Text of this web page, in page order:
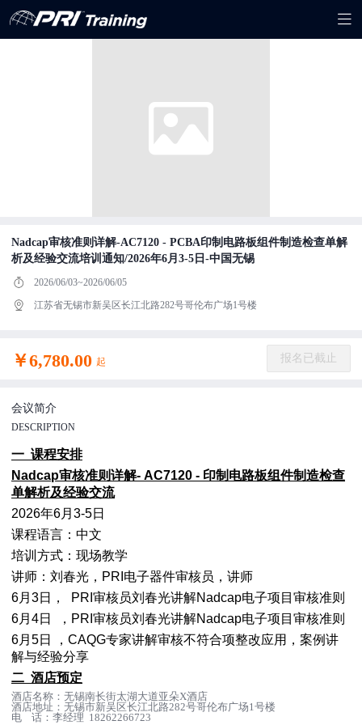
Nadcap审核准则详解-AC7120 - PCBA印制电路板组件制造检查单解
析及经验交流培训通知/2026年6月3-5日-中国无锡
2026/06/03~2026/06/05
江苏省无锡市新吴区长江北路282号哥伦布广场1号楼
￥6,780.00 起 报名已截止
会议简介
DESCRIPTION
一 课程安排
Nadcap审核准则详解- AC7120 - 印制电路板组件制造检查
单解析及经验交流
2026年6月3-5日
课程语言：中文
培训方式：现场教学
讲师：刘春光，PRI电子器件审核员，讲师
6月3日， PRI审核员刘春光讲解Nadcap电子项目审核准则
6月4日
，PRI审核员刘春光讲解Nadcap电子项目审核准则
6月5日
，CAQG专家讲解审核不符合项整改应用，案例讲
解与经验分享
二 酒店预定
酒店名称：无锡南长街太湖大道亚朵X酒店
酒店地址：无锡市新吴区长江北路282号哥伦布广场1号楼
电 话：李经理 18262266723